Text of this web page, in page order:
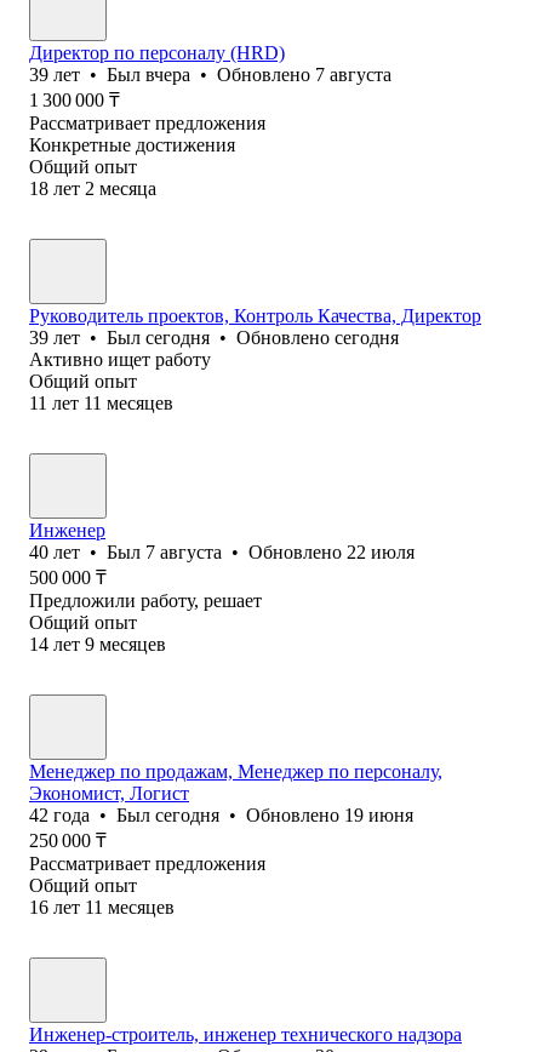
Директор по персоналу (HRD)
39 лет • Был вчера • Обновлено 7 августа
1 300 000 ₸
Рассматривает предложения
Конкретные достижения
Общий опыт
18 лет 2 месяца
Руководитель проектов, Контроль Качества, Директор
39 лет • Был сегодня • Обновлено сегодня
Активно ищет работу
Общий опыт
11 лет 11 месяцев
Инженер
40 лет • Был 7 августа • Обновлено 22 июля
500 000 ₸
Предложили работу, решает
Общий опыт
14 лет 9 месяцев
Менеджер по продажам, Менеджер по персоналу,
Экономист, Логист
42 года • Был сегодня • Обновлено 19 июня
250 000 ₸
Рассматривает предложения
Общий опыт
16 лет 11 месяцев
Инженер-строитель, инженер технического надзора